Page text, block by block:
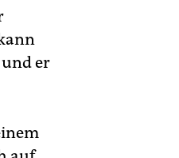
und er